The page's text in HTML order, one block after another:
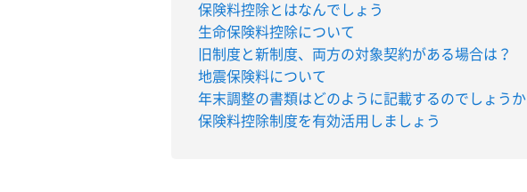
保険料控除とはなんでしょう
生命保険料控除について
旧制度と新制度、両方の対象契約がある場合は？
地震保険料について
年末調整の書類はどのように記載するのでしょうか
保険料控除制度を有効活用しましょう